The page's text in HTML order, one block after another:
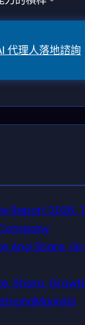
代理人落地諮詢
Report 2026,
And Share,
Share,